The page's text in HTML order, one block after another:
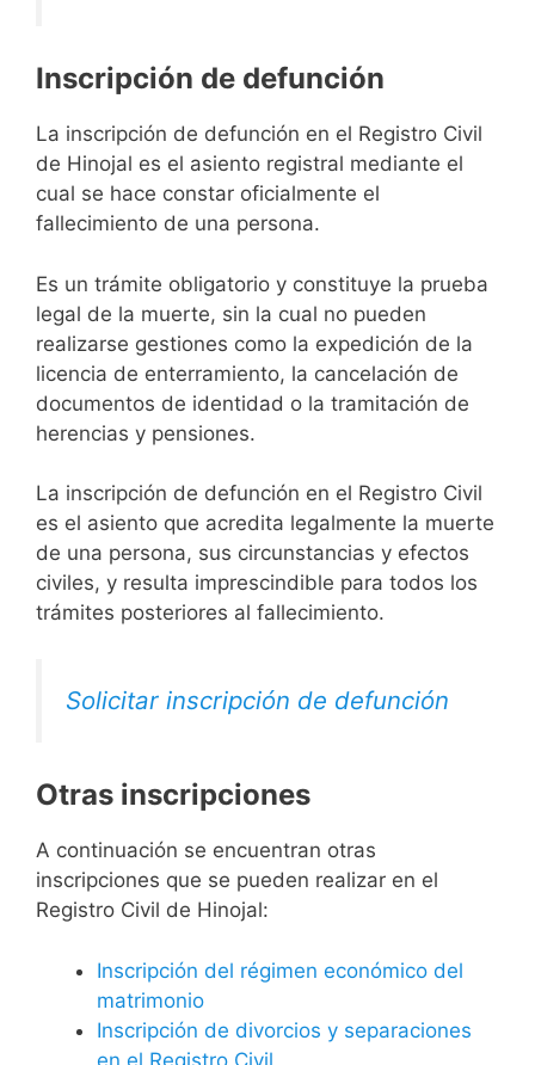
Inscripción de defunción
La inscripción de defunción en el Registro Civil
de Hinojal es el asiento registral mediante el
cual se hace constar oficialmente el
fallecimiento de una persona.
Es un trámite obligatorio y constituye la prueba
legal de la muerte, sin la cual no pueden
realizarse gestiones como la expedición de la
licencia de enterramiento, la cancelación de
documentos de identidad o la tramitación de
herencias y pensiones.
La inscripción de defunción en el Registro Civil
es el asiento que acredita legalmente la muerte
de una persona, sus circunstancias y efectos
civiles, y resulta imprescindible para todos los
trámites posteriores al fallecimiento.
Solicitar inscripción de defunción
Otras inscripciones
A continuación se encuentran otras
inscripciones que se pueden realizar en el
Registro Civil de Hinojal:
Inscripción del régimen económico del
matrimonio
Inscripción de divorcios y separaciones
en el Registro Civil